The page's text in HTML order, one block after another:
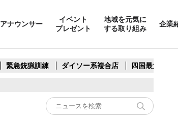
アナウンサー
イベント
プレゼント
地域を元気に
する取り組み
企業
緊急銃猟訓練 ダイソー系複合店 四国最大スリコ